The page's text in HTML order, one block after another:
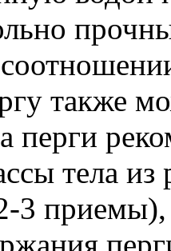
также
перги
тела из
3 приемы),